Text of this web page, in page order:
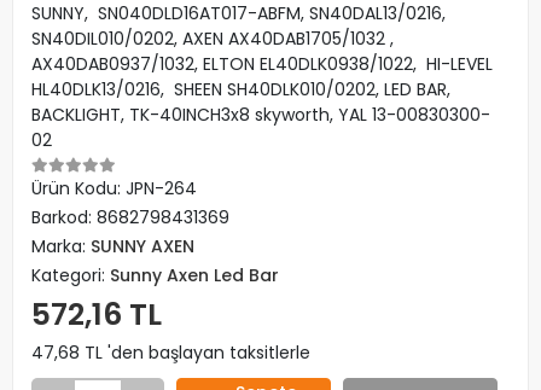
SUNNY, SN040DLD16AT017-ABFM, SN40DAL13/0216,
SN40DIL010/0202, AXEN AX40DAB1705/1032 ,
AX40DAB0937/1032, ELTON EL40DLK0938/1022, HI-LEVEL
HL40DLK13/0216, SHEEN SH40DLK010/0202, LED BAR,
BACKLIGHT, TK-40INCH3x8 skyworth, YAL 13-00830300-
02
Ürün Kodu: JPN-264
Barkod: 8682798431369
Marka: SUNNY AXEN
Kategori: Sunny Axen Led Bar
572,16 TL
47,68 TL 'den başlayan taksitlerle